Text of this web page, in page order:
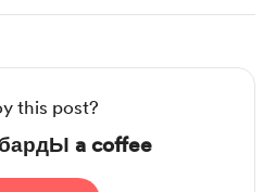
this post?
a coffee